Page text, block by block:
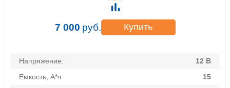
Напряжение:
12 В
Емкость, А*ч:
15
7 000 руб. Купить